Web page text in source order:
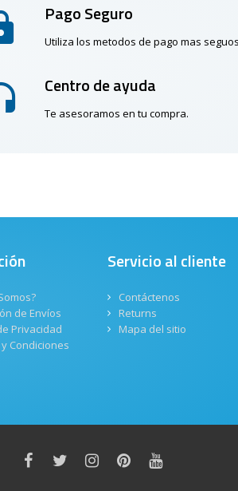
Pago Seguro
Utiliza los metodos de pago mas
Centro de ayuda
Te asesoramos en tu compra.
de Envíos
Privacidad
Condiciones
Servicio al cliente
Contáctenos
Returns
Mapa del sitio